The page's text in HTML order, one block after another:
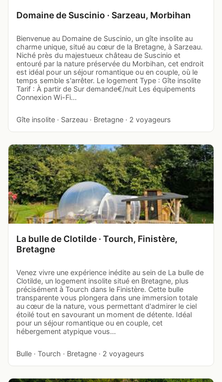
Domaine de Suscinio · Sarzeau, Morbihan
Bienvenue au Domaine de Suscinio, un gîte insolite au
charme unique, situé au cœur de la Bretagne, à Sarzeau.
Niché près du majestueux château de Suscinio et
entouré par la nature préservée du Morbihan, cet endroit
est idéal pour un séjour romantique ou en couple, où le
temps semble s'arrêter. Le logement Type : Gîte insolite
Tarif : À partir de Sur demande€/nuit Les équipements
Connexion Wi-Fi…
Gîte insolite · Sarzeau · Bretagne · 2 voyageurs
La bulle de Clotilde · Tourch, Finistère,
Bretagne
Venez vivre une expérience inédite au sein de La bulle de
Clotilde, un logement insolite situé en Bretagne, plus
précisément à Tourch dans le Finistère. Cette bulle
transparente vous plongera dans une immersion totale
au cœur de la nature, vous permettant d'admirer le ciel
étoilé tout en savourant un moment de détente. Idéal
pour un séjour romantique ou en couple, cet
hébergement atypique vous…
Bulle · Tourch · Bretagne · 2 voyageurs